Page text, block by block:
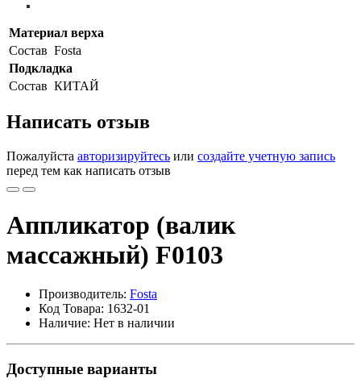
Материал верха
Состав Fosta
Подкладка
Состав КИТАЙ
Написать отзыв
Пожалуйста авторизируйтесь или создайте учетную запись
перед тем как написать отзыв
Аппликатор (валик
массажный) F0103
Производитель: Fosta
Код Товара: 1632-01
Наличие: Нет в наличии
Доступные варианты